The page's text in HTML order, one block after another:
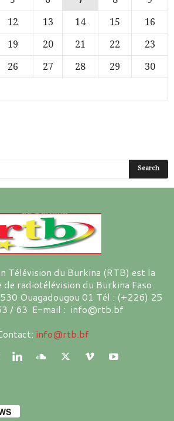
12 13 14 15
16
19 20 21 22
23
26 27 28 29
30
Télévision du Burkina (RTB) est la
de radiotélévision du Burkina Faso.
Ouagadougou 01 Tél : (+226) 25
/ 63 E-mail : info@rtb.bf
info@rtb.bf